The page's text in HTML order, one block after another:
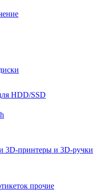
HDD/SSD
3D-принтеры и 3D-ручки
прочие